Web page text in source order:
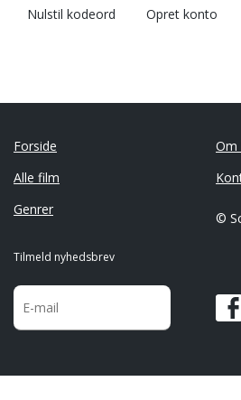
Nulstil kodeord Opret konto
Forside
Alle film
Genrer
Om
©
Tilmeld nyhedsbrev